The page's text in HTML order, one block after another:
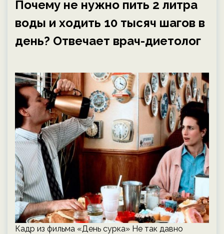
Почему не нужно пить 2 литра
воды и ходить 10 тысяч шагов в
день? Отвечает врач-диетолог
Кадр из фильма «День сурка» Не так давно